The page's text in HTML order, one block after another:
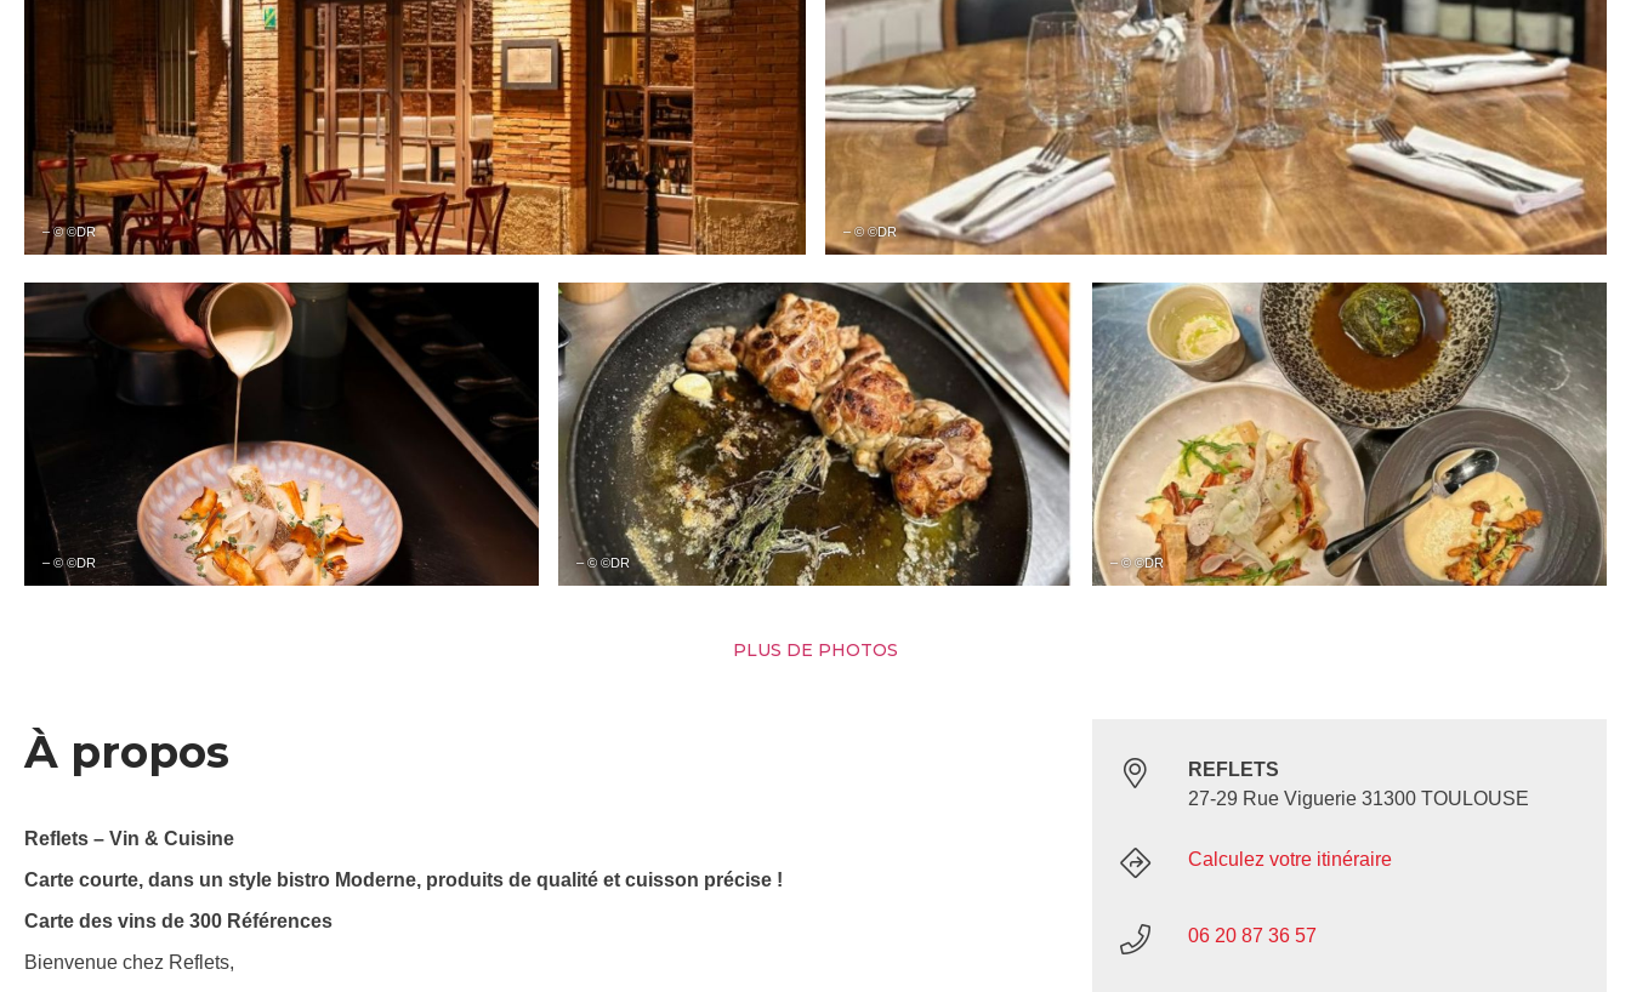
– © ©DR – © ©DR
– © ©DR – © ©DR – © ©DR
PLUS DE PHOTOS
À propos
Reflets – Vin & Cuisine
Carte courte, dans un style bistro Moderne, produits de qualité et cuisson précise !
Carte des vins de 300 Références
Bienvenue chez Reflets,
REFLETS
27-29 Rue Viguerie 31300 TOULOUSE
Calculez votre itinéraire
06 20 87 36 57